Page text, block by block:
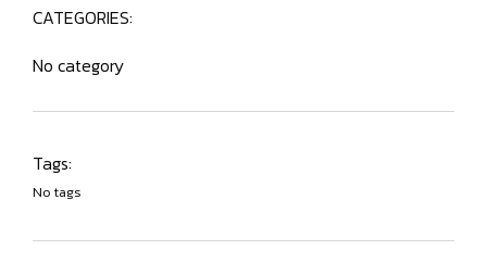
CATEGORIES:
No category
Tags:
No tags